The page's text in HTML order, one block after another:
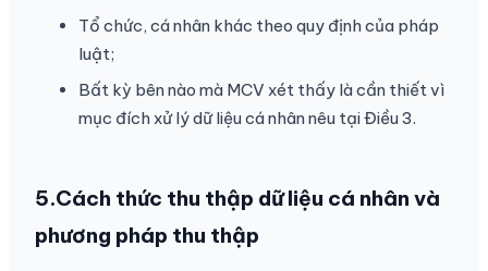
Tổ chức, cá nhân khác theo quy định của pháp
luật;
Bất kỳ bên nào mà MCV xét thấy là cần thiết vì
mục đích xử lý dữ liệu cá nhân nêu tại Điều 3.
5.Cách thức thu thập dữ liệu cá nhân và
phương pháp thu thập